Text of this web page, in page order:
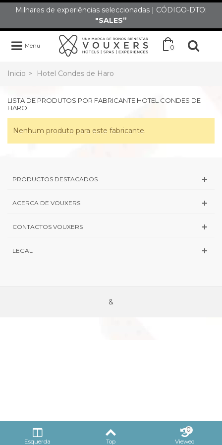
Milhares de experiências seleccionadas | CÓDIGO-DTO:
"SALES”
Menu 0
Inicio > Hotel Condes de Haro
LISTA DE PRODUTOS POR FABRICANTE HOTEL CONDES DE
HARO
Nenhum produto para este fabricante.
PRODUCTOS DESTACADOS
ACERCA DE VOUXERS
CONTACTOS VOUXERS
LEGAL
&
Esquerda Top Viewed
0